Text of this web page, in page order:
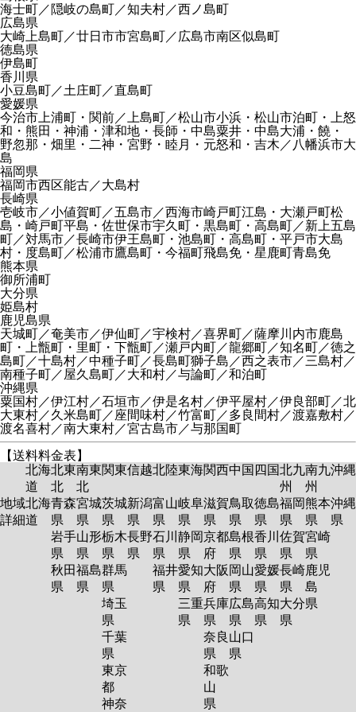
海士町／隠岐の島町／知夫村／西ノ島町
広島県
大崎上島町／廿日市市宮島町／広島市南区似島町
徳島県
伊島町
香川県
小豆島町／土庄町／直島町
愛媛県
今治市上浦町・関前／上島町／松山市小浜・松山市泊町・上怒
和・熊田・神浦・津和地・長師・中島粟井・中島大浦・饒・
野忽那・畑里・二神・宮野・睦月・元怒和・吉木／八幡浜市大
島
福岡県
福岡市西区能古／大島村
長崎県
壱岐市／小値賀町／五島市／西海市崎戸町江島・大瀬戸町松
島・崎戸町平島・佐世保市宇久町・黒島町・高島町／新上五島
町／対馬市／長崎市伊王島町・池島町・高島町・平戸市大島
村・度島町／松浦市鷹島町・今福町飛島免・星鹿町青島免
熊本県
御所浦町
大分県
姫島村
鹿児島県
天城町／奄美市／伊仙町／宇検村／喜界町／薩摩川内市鹿島
町・上甑町・里町・下甑町／瀬戸内町／龍郷町／知名町／徳之
島町／十島村／中種子町／長島町獅子島／西之表市／三島村／
南種子町／屋久島町／大和村／与論町／和泊町
沖縄県
粟国村／伊江村／石垣市／伊是名村／伊平屋村／伊良部町／北
大東村／久米島町／座間味村／竹富町／多良間村／渡嘉敷村／
渡名喜村／南大東村／宮古島市／与那国町
【送料料金表】
北海
道
北東
北
南東
北
関東信越北陸東海関西中国 四国北九
州
南九
州
沖縄
地域
詳細
北海
道
青森
県
岩手
県
秋田
県
宮城
県
山形
県
福島
県
茨城
県
栃木
県
群馬
県
埼玉
県
千葉
県
東京
都
神奈
新潟
県
長野
県
富山
県
石川
県
福井
県
岐阜
県
静岡
県
愛知
県
三重
県
滋賀
県
京都
府
大阪
府
兵庫
県
奈良
県
和歌
山
県
鳥取
県
島根
県
岡山
県
広島
県
山口
県
徳島
県
香川
県
愛媛
県
高知
県
福岡
県
佐賀
県
長崎
県
大分
県
熊本
県
宮崎
県
鹿児
島
県
沖縄
県